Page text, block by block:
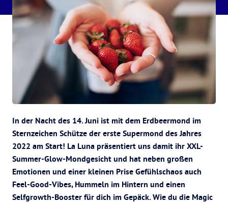
In der Nacht des 14. Juni ist mit dem Erdbeermond im
Sternzeichen Schütze der erste Supermond des Jahres
2022 am Start! La Luna präsentiert uns damit ihr XXL-
Summer-Glow-Mondgesicht und hat neben großen
Emotionen und einer kleinen Prise Gefühlschaos auch
Feel-Good-Vibes, Hummeln im Hintern und einen
Selfgrowth-Booster für dich im Gepäck. Wie du die Magic